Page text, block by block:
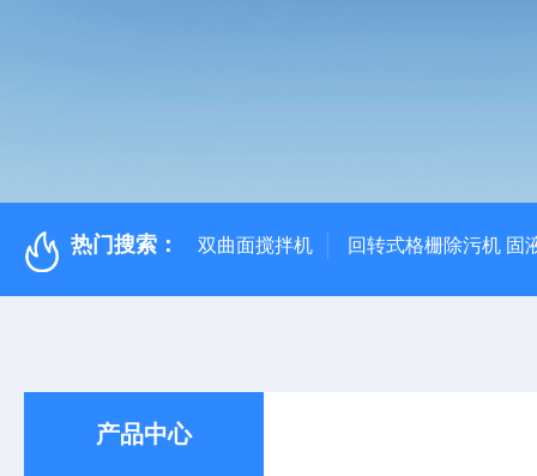
热门搜索： 双曲面搅拌机 回转式格栅除污机 固
产品中心